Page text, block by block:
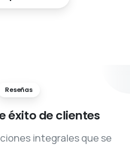
deéxito
integrales que se
ventas, más usuarios y